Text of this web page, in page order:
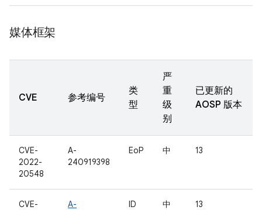
媒体框架
CVE 参考编号
类
型
严
重
级
别
已更新的
AOSP 版本
CVE-
2022-
20548
A-
240919398
EoP 中 13
CVE- A- ID 中 13